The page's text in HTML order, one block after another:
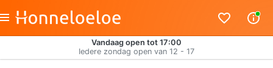
Vandaag open tot 17:00
Iedere zondag open van 12 - 17